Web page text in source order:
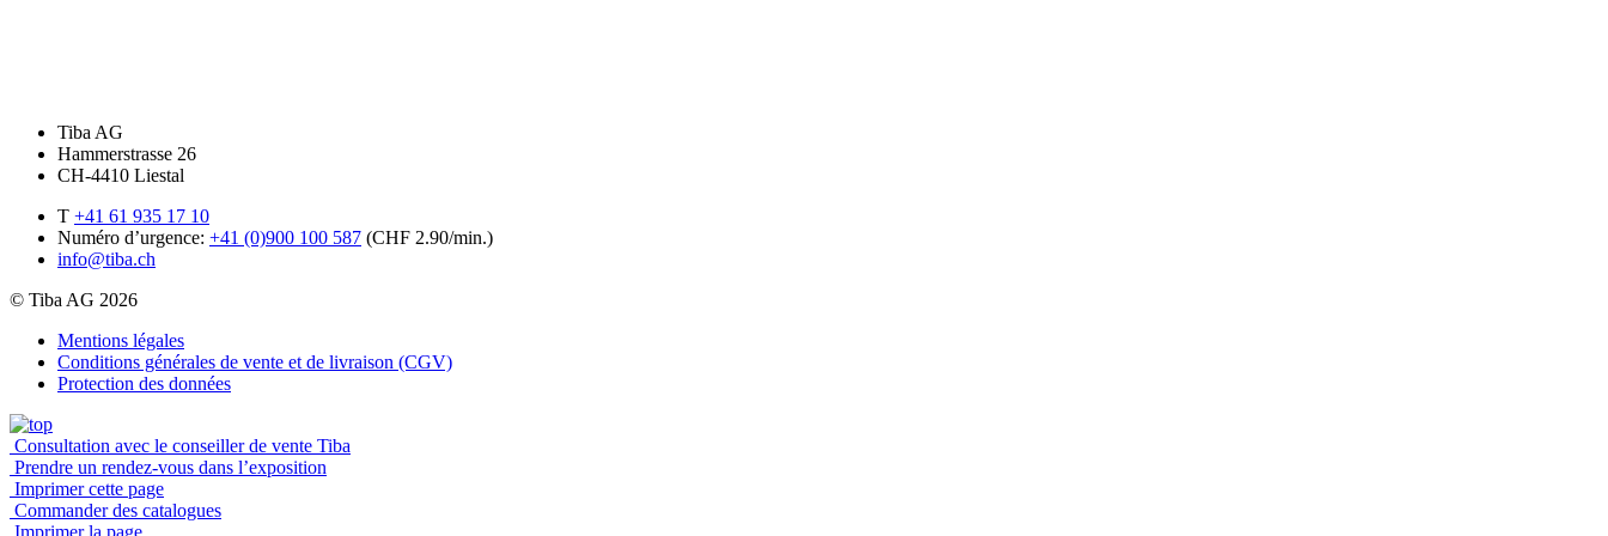
Tiba AG
Hammerstrasse 26
CH-4410 Liestal
T +41 61 935 17 10
Numéro d’urgence: +41 (0)900 100 587 (CHF 2.90/min.)
info@tiba.ch
© Tiba AG 2026
Mentions légales
Conditions générales de vente et de livraison (CGV)
Protection des données
Consultation avec le conseiller de vente Tiba
Prendre un rendez-vous dans l’exposition
Imprimer cette page
Commander des catalogues
Imprimer la page